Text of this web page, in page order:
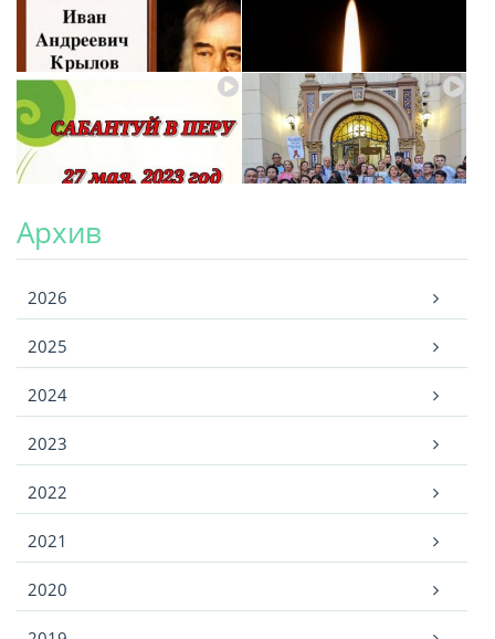
Архив
2026
2025
2024
2023
2022
2021
2020